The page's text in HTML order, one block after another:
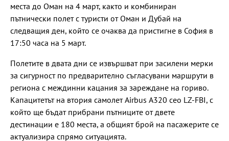
места до Оман на 4 март, както и комбиниран
пътнически полет с туристи от Оман и Дубай на
следващия ден, който се очаква да пристигне в София в
17:50 часа на 5 март.
Полетите в двата дни се извършват при засилени мерки
за сигурност по предварително съгласувани маршрути в
региона с междинни кацания за зареждане на гориво.
Капацитетът на втория самолет Airbus А320 ceo LZ-FBI, с
който ще бъдат прибрани пътниците от двете
дестинации е 180 места, а общият брой на пасажерите се
актуализира спрямо ситуацията.